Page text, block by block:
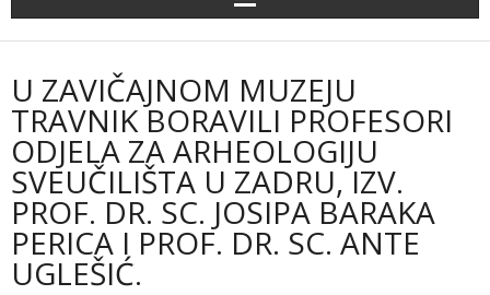
U ZAVIČAJNOM MUZEJU
TRAVNIK BORAVILI PROFESORI
ODJELA ZA ARHEOLOGIJU
SVEUČILIŠTA U ZADRU, IZV.
PROF. DR. SC. JOSIPA BARAKA
PERICA I PROF. DR. SC. ANTE
UGLEŠIĆ.